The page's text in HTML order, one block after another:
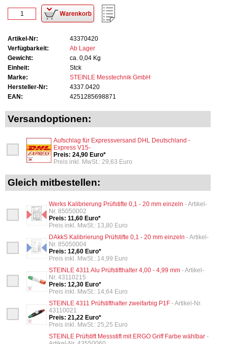
Artikel-Nr:
43370420
Verfügbarkeit:
Ab Lager
Gewicht:
ca. 0,04 Kg
Einheit:
Stck
Marke:
STEINLE Messtechnik GmbH
Hersteller-Nr:
4337.0420
EAN:
4251285698871
Versandoptionen:
Aufschlag für Expressversand DHL Deutschland -
Express V15-
Preis: 24,90 Euro*
Preis inkl. MwSt.: 29,63 Euro
Gleich mitbestellen:
Werks Kalibrierung Prüfstifte 0,1 - 20 mm einzeln - Artikel-
Nr. 85050002
Preis: 11,60 Euro*
Preis inkl. MwSt.: 13,80 Euro
DAkkS Kalibrierung Prüfstifte 0,1 - 20 mm einzeln - Artikel-
Nr. 85050004
Preis: 12,60 Euro*
Preis inkl. MwSt.: 14,99 Euro
STEINLE 4311 Alu Prüfstifthalter 4,00 - 4,99 mm - Artikel-
Nr. 43110215
Preis: 12,30 Euro*
Preis inkl. MwSt.: 14,64 Euro
STEINLE 4311 Prüfstifthalter zweifarbig P1F - Artikel-Nr.
43110021
Preis: 21,22 Euro*
Preis inkl. MwSt.: 25,25 Euro
STEINLE Prüfstift Messstift mit ERGO Griff Farbe wählbar -